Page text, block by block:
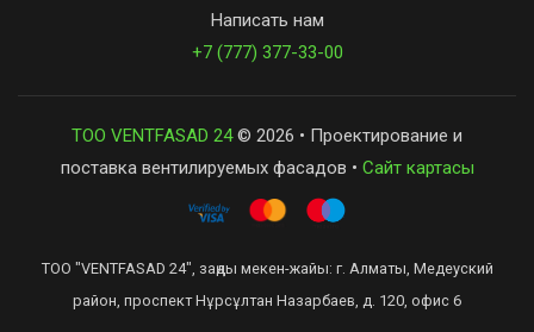
Написать нам
+7 (777) 377-33-00
ТОО VENTFASAD 24© 2026 • Проектирование и
поставка вентилируемых фасадов • Сайт картасы
ТОО "VENTFASAD 24", заңды мекен-жайы: г. Алматы, Медеуский
район, проспект Нұрсұлтан Назарбаев, д. 120, офис 6